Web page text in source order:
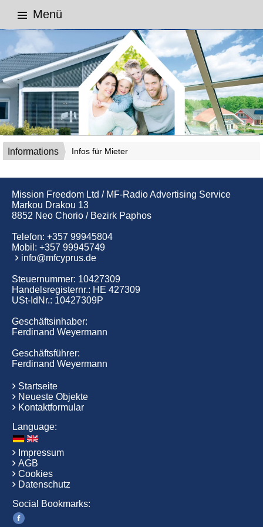
Menü
Informations Infos für Mieter
Mission Freedom Ltd / MF-Radio Advertising Service
Markou Drakou 13
8852 Neo Chorio / Bezirk Paphos
Telefon: +357 99945804
Mobil: +357 99945749
info@mfcyprus.de
Steuernummer: 10427309
Handelsregisternr.: HE 427309
USt-IdNr.: 10427309P
Geschäftsinhaber:
Ferdinand Weyermann
Geschäftsführer:
Ferdinand Weyermann
Startseite
Neueste Objekte
Kontaktformular
Language:
Impressum
AGB
Cookies
Datenschutz
Social Bookmarks: